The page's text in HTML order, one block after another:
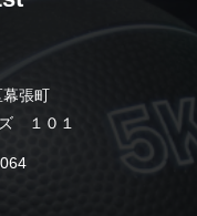
張町
ズ １０１